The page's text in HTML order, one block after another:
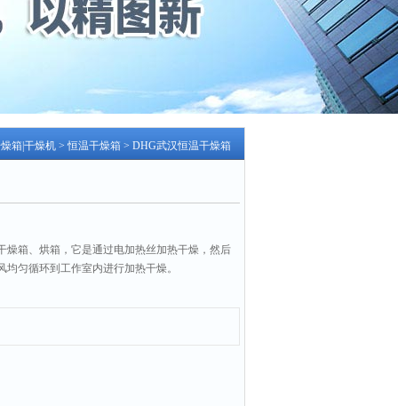
箱|干燥机 >恒温干燥箱 > DHG武汉恒温干燥箱
燥箱、烘箱，它是通过电加热丝加热干燥，然后
匀循环到工作室内进行加热干燥。